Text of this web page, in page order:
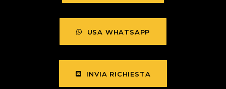
USA WHATSAPP
INVIA RICHIESTA